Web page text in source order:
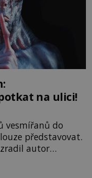
na ulici!
vesmířanů do
představovat.
autor
badatel